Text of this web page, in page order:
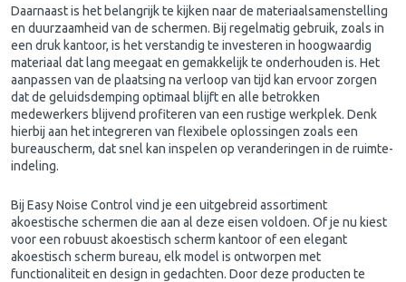
Daarnaast is het belangrijk te kijken naar de materiaalsamenstelling
en duurzaamheid van de schermen. Bij regelmatig gebruik, zoals in
een druk kantoor, is het verstandig te investeren in hoogwaardig
materiaal dat lang meegaat en gemakkelijk te onderhouden is. Het
aanpassen van de plaatsing na verloop van tijd kan ervoor zorgen
dat de geluidsdemping optimaal blijft en alle betrokken
medewerkers blijvend profiteren van een rustige werkplek. Denk
hierbij aan het integreren van flexibele oplossingen zoals een
bureauscherm, dat snel kan inspelen op veranderingen in de ruimte-
indeling.
Bij Easy Noise Control vind je een uitgebreid assortiment
akoestische schermen die aan al deze eisen voldoen. Of je nu kiest
voor een robuust akoestisch scherm kantoor of een elegant
akoestisch scherm bureau, elk model is ontworpen met
functionaliteit en design in gedachten. Door deze producten te